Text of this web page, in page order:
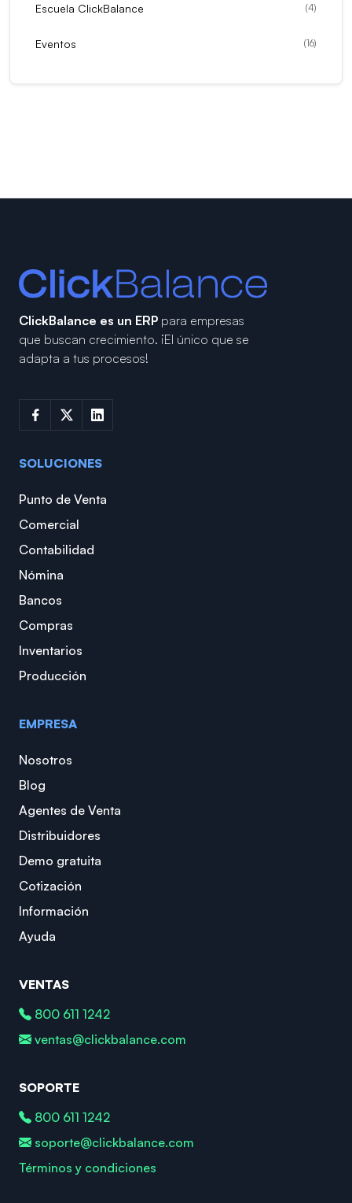
Escuela ClickBalance (4)
Eventos (16)
ClickBalance es un ERP para empresas
que buscan crecimiento. ¡El único que se
adapta a tus procesos!
SOLUCIONES
Punto de Venta
Comercial
Contabilidad
Nómina
Bancos
Compras
Inventarios
Producción
EMPRESA
Nosotros
Blog
Agentes de Venta
Distribuidores
Demo gratuita
Cotización
Información
Ayuda
VENTAS
800 611 1242
ventas@clickbalance.com
SOPORTE
800 611 1242
soporte@clickbalance.com
Términos y condiciones